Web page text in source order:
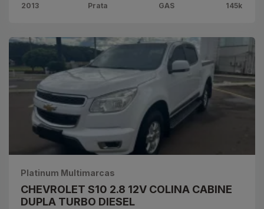
2013 Prata GAS 145k
Platinum Multimarcas
CHEVROLET S10 2.8 12V COLINA CABINE
DUPLA TURBO DIESEL